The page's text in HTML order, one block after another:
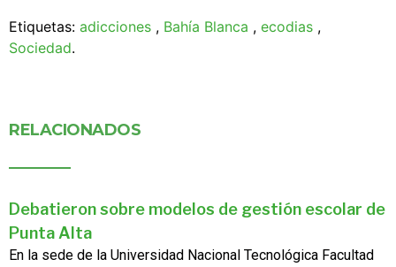
Etiquetas: adicciones , Bahía Blanca , ecodias ,
Sociedad.
RELACIONADOS
Debatieron sobre modelos de gestión escolar de
Punta Alta
En la sede de la Universidad Nacional Tecnológica Facultad